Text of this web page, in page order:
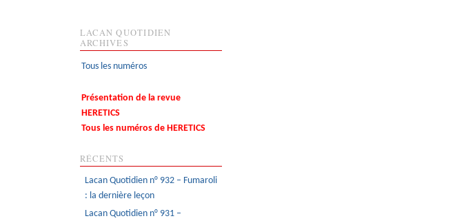
LACAN QUOTIDIEN
ARCHIVES
Tous les numéros
Présentation de la revue
HERETICS
Tous les numéros de HERETICS
RÉCENTS
Lacan Quotidien n° 932 – Fumaroli
: la dernière leçon
Lacan Quotidien n° 931 –